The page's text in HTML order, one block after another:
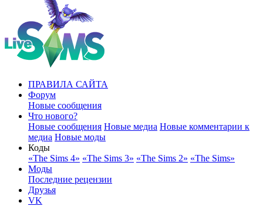
ПРАВИЛА САЙТА
Форум
Новые сообщения
Что нового?
Новые сообщения Новые медиа Новые комментарии к
медиа Новые моды
Коды
«The Sims 4» «The Sims 3» «The Sims 2» «The Sims»
Моды
Последние рецензии
Друзья
VK